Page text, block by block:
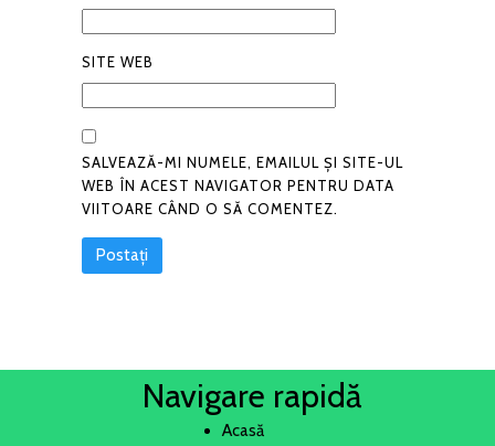
SITE WEB
SALVEAZĂ-MI NUMELE, EMAILUL ȘI SITE-UL
WEB ÎN ACEST NAVIGATOR PENTRU DATA
VIITOARE CÂND O SĂ COMENTEZ.
Navigare rapidă
Acasă